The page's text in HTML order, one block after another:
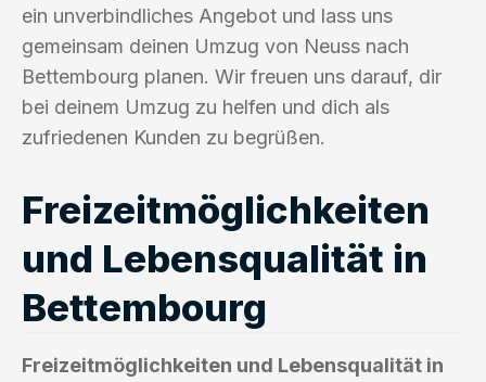
ein unverbindliches Angebot und lass uns
gemeinsam deinen Umzug von Neuss nach
Bettembourg planen. Wir freuen uns darauf, dir
bei deinem Umzug zu helfen und dich als
zufriedenen Kunden zu begrüßen.
Freizeitmöglichkeiten
und Lebensqualität in
Bettembourg
Freizeitmöglichkeiten und Lebensqualität in